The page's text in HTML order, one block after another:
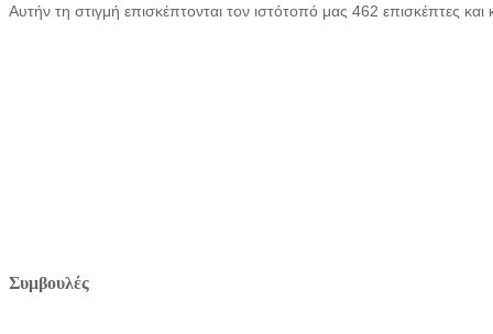
Αυτήν τη στιγμή επισκέπτονται τον ιστότοπό μας 462 επισκέπτες και
Συμβουλές